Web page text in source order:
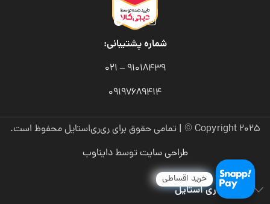
شماره پشتیبانی:
91018439 – 021
09197689414
Copyright 2025 © | تمامی حقوق برای ری‌ری‌استایل محفوظ است.
طراحی سایتتوسطدایناوب
درباره ری ری استایل
خرید اقساطی